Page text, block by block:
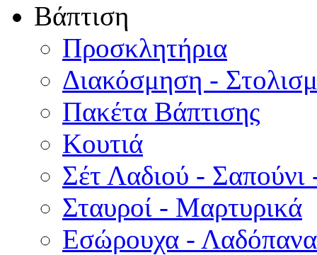
Βάπτιση
Προσκλητήρια
Διακόσμηση -
Πακέτα Βάπτισης
Κουτιά
Σέτ Λαδιού - Σαπούνι
Σταυροί - Μαρτυρικά
Εσώρουχα -